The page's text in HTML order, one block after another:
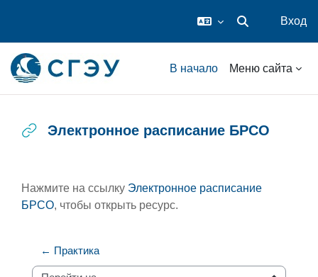
Изменить
Вход
В начало Меню сайта
Электронное расписание БРСО
Нажмите на ссылку Электронное расписание
БРСО, чтобы открыть ресурс.
← Практика